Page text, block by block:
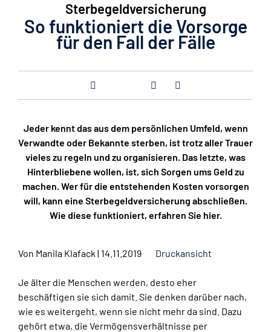
Sterbegeldversicherung
So funktioniert die Vorsorge
für den Fall der Fälle
Jeder kennt das aus dem persönlichen Umfeld, wenn
Verwandte oder Bekannte sterben, ist trotz aller Trauer
vieles zu regeln und zu organisieren. Das letzte, was
Hinterbliebene wollen, ist, sich Sorgen ums Geld zu
machen. Wer für die entstehenden Kosten vorsorgen
will, kann eine Sterbegeldversicherung abschließen.
Wie diese funktioniert, erfahren Sie hier.
Von Manila Klafack | 14.11.2019 Druckansicht
Je älter die Menschen werden, desto eher
beschäftigen sie sich damit. Sie denken darüber nach,
wie es weitergeht, wenn sie nicht mehr da sind. Dazu
gehört etwa, die Vermögensverhältnisse per